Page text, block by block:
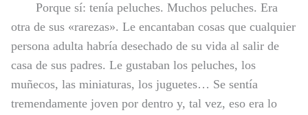
Porque sí: tenía peluches. Muchos peluches. Era
otra de sus «rarezas». Le encantaban cosas que cualquier
persona adulta habría desechado de su vida al salir de
casa de sus padres. Le gustaban los peluches, los
muñecos, las miniaturas, los juguetes… Se sentía
tremendamente joven por dentro y, tal vez, eso era lo